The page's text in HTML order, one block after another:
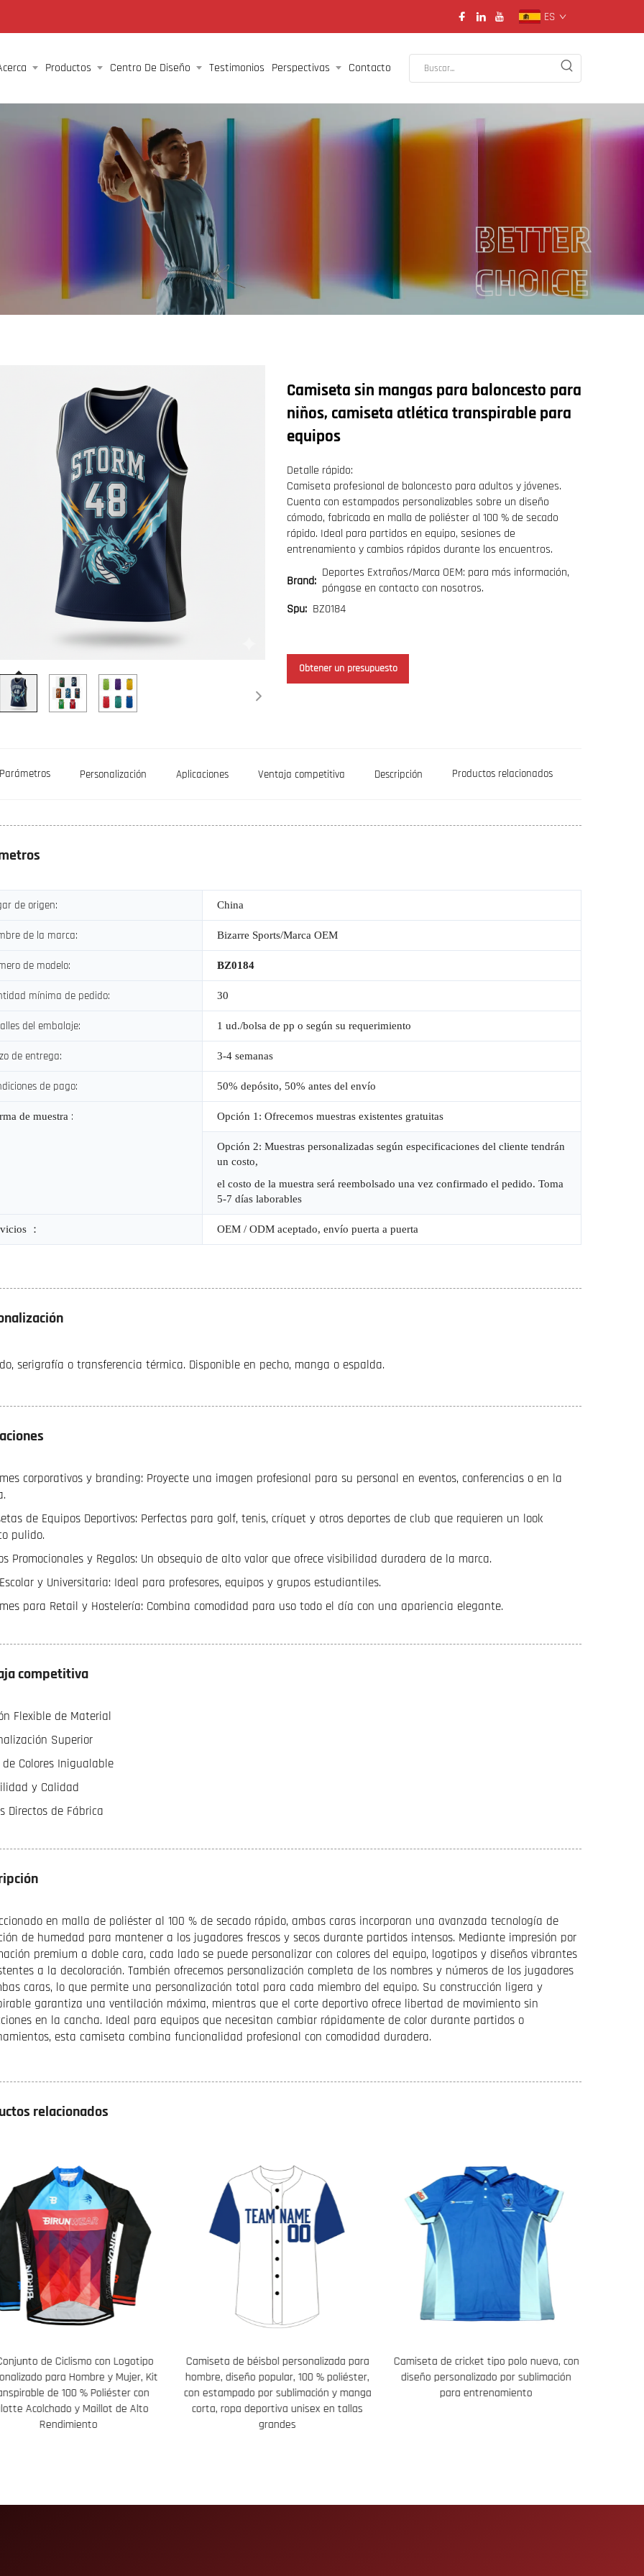
ES
Productos Centro De Diseño Testimonios Perspectivas Contacto
Camiseta sin mangas para baloncesto para
niños, camiseta atlética transpirable para
equipos
Detalle rápido:
Camiseta profesional de baloncesto para adultos y jóvenes.
Cuenta con estampados personalizables sobre un diseño
cómodo, fabricada en malla de poliéster al 100 % de secado
rápido. Ideal para partidos en equipo, sesiones de
entrenamiento y cambios rápidos durante los encuentros.
Brand:
Deportes Extraños/Marca OEM: para más información,
póngase en contacto con nosotros.
Spu: BZ0184
Obtener un presupuesto
Parámetros Personalización Aplicaciones Ventaja competitiva Descripción Productos relacionados
de origen: China
de la marca: Bizarre Sports/Marca OEM
de modelo: BZ0184
mínima de pedido: 30
del embalaje: 1 ud./bolsa de pp o según su requerimiento
de entrega: 3-4 semanas
de pago: 50% depósito, 50% antes del envío
de muestra : Opción 1: Ofrecemos muestras existentes gratuitas
Opción 2: Muestras personalizadas según especificaciones del cliente tendrán
un costo,
el costo de la muestra será reembolsado una vez confirmado el pedido. Toma
5-7 días laborables
： OEM / ODM aceptado, envío puerta a puerta
serigrafía o transferencia térmica. Disponible en pecho, manga o espalda.
corporativos y branding: Proyecte una imagen profesional para su personal en eventos, conferencias o en la
de Equipos Deportivos: Perfectas para golf, tenis, críquet y otros deportes de club que requieren un look
pulido.
Promocionales y Regalos: Un obsequio de alto valor que ofrece visibilidad duradera de la marca.
y Universitaria: Ideal para profesores, equipos y grupos estudiantiles.
para Retail y Hostelería: Combina comodidad para uso todo el día con una apariencia elegante.
competitiva
Flexible de Material
Superior
de Colores Inigualable
y Calidad
Directos de Fábrica
en malla de poliéster al 100 % de secado rápido, ambas caras incorporan una avanzada tecnología de
de humedad para mantener a los jugadores frescos y secos durante partidos intensos. Mediante impresión por
premium a doble cara, cada lado se puede personalizar con colores del equipo, logotipos y diseños vibrantes
a la decoloración. También ofrecemos personalización completa de los nombres y números de los jugadores
caras, lo que permite una personalización total para cada miembro del equipo. Su construcción ligera y
garantiza una ventilación máxima, mientras que el corte deportivo ofrece libertad de movimiento sin
en la cancha. Ideal para equipos que necesitan cambiar rápidamente de color durante partidos o
esta camiseta combina funcionalidad profesional con comodidad duradera.
relacionados
de Ciclismo con Logotipo
para Hombre y Mujer, Kit
de 100 % Poliéster con
Acolchado y Maillot de Alto
Rendimiento
Camiseta de béisbol personalizada para
hombre, diseño popular, 100 % poliéster,
con estampado por sublimación y manga
corta, ropa deportiva unisex en tallas
grandes
Camiseta de cricket tipo polo nueva, con
diseño personalizado por sublimación
para entrenamiento